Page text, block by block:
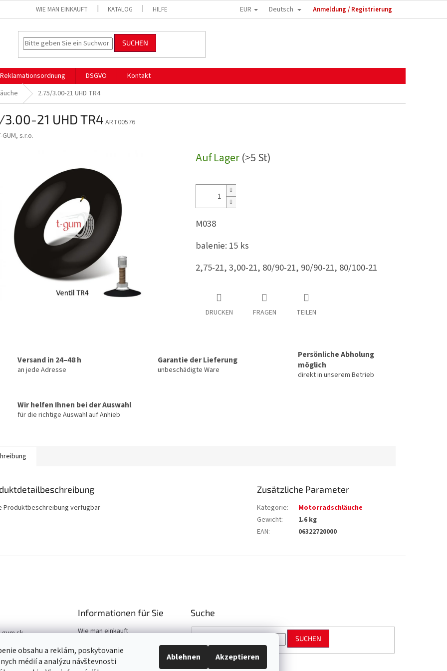
obsahu a reklám, poskytovanie
médií a analýzu návštevnosti
Ablehnen Akzeptieren
WIE MAN EINKAUFT KATALOG HILFE EUR Deutsch Anmeldung / Registrierung
SUCHEN
Reklamationsordnung DSGVO
Kontakt
2.75/3.00-21 UHD TR4
21 UHD TR4 ART00576
GUM, s.r.o.
Auf Lager(>5 St)
M038
balenie: 15 ks
2,75-21, 3,00-21, 80/90-21, 90/90-21, 80/100-21
DRUCKEN FRAGEN TEILEN
Versand in 24–48 h
an jede Adresse
Garantie der Lieferung
unbeschädigte Ware
Persönliche Abholung
möglich
direkt in unserem Betrieb
Wir helfen Ihnen bei der Auswahl
für die richtige Auswahl auf Anhieb
Produktbeschreibung verfügbar
Zusätzliche Parameter
Kategorie:
Motorradschläuche
Gewicht:
1.6 kg
EAN: 06322720000
gum.sk
907 970
509 061
Informationen für Sie
Wie man einkauft
Hilfe
Suche
SUCHEN